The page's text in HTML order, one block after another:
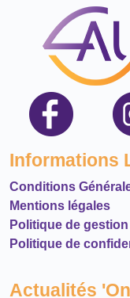
Informations
Conditions
Mentions légales
Politique de
Politique de
Actualités